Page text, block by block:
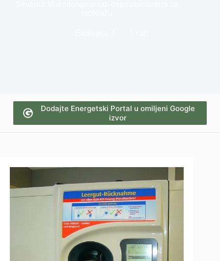
Dodajte Energetski Portal u omiljeni Google
izvor